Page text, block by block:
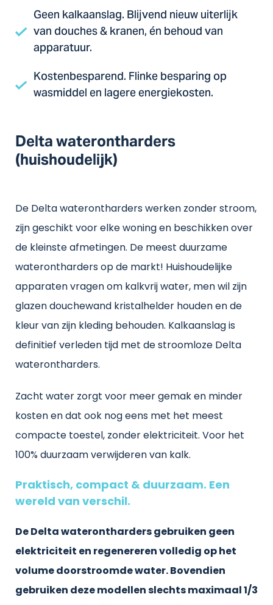
Delta waterontharders
(huishoudelijk)
De Delta waterontharders werken zonder stroom,
zijn geschikt voor elke woning en beschikken over
de kleinste afmetingen. De meest duurzame
waterontharders op de markt! Huishoudelijke
apparaten vragen om kalkvrij water, men wil zijn
glazen douchewand kristalhelder houden en de
kleur van zijn kleding behouden. Kalkaanslag is
definitief verleden tijd met de stroomloze Delta
waterontharders.
Zacht water zorgt voor meer gemak en minder
kosten en dat ook nog eens met het meest
compacte toestel, zonder elektriciteit. Voor het
100% duurzaam verwijderen van kalk.
Praktisch, compact & duurzaam. Een
wereld van verschil.
De Delta waterontharders gebruiken geen
elektriciteit en regenereren volledig op het
volume doorstroomde water. Bovendien
gebruiken deze modellen slechts maximaal 1/3
Geen kalkaanslag. Blijvend nieuw uiterlijk
van douches & kranen, én behoud van
apparatuur.
Kostenbesparend. Flinke besparing op
wasmiddel en lagere energiekosten.